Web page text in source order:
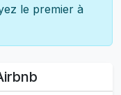
le premier à